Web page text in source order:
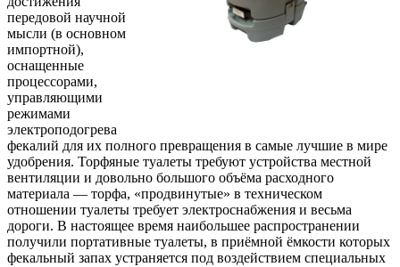
передовой научной
мысли (в основном
импортной),
оснащенные
процессорами,
управляющими
режимами
электроподогрева
фекалий для их полного превращения в самые лучшие в мире
удобрения. Торфяные туалеты требуют устройства местной
вентиляции и довольно большого объёма расходного
материала — торфа, «продвинутые» в техническом
отношении туалеты требует электроснабжения и весьма
дороги. В настоящее время наибольшее распространении
получили портативные туалеты, в приёмной ёмкости которых
фекальный запах устраняется под воздействием специальных